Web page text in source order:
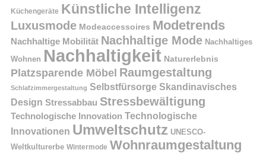
Küchengeräte Künstliche Intelligenz
Luxusmode Modeaccessoires Modetrends
Nachhaltige Mobilität Nachhaltige Mode Nachhaltiges
Wohnen Nachhaltigkeit Naturerlebnis
Platzsparende Möbel Raumgestaltung
Schlafzimmergestaltung Selbstfürsorge Skandinavisches
Design Stressabbau Stressbewältigung
Technologische Innovation Technologische
Innovationen Umweltschutz UNESCO-
Weltkulturerbe Wintermode Wohnraumgestaltung